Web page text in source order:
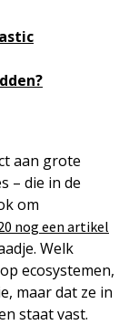
aan grote
– die in de
om
nog een artikel
Welk
ecosystemen,
maar dat ze in
staat vast.